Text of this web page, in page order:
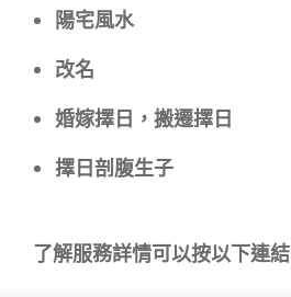
陽宅風水
改名
婚嫁擇日，搬遷擇日
擇日剖腹生子
了解服務詳情可以按以下連結